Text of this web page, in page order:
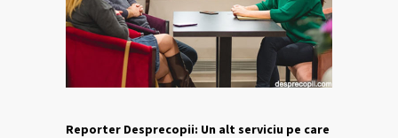
Reporter Desprecopii: Un alt serviciu pe care